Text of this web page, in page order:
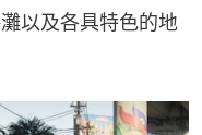
以及各具特色的地